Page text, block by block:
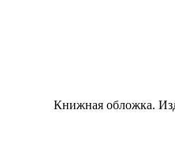
Книжная обложка.